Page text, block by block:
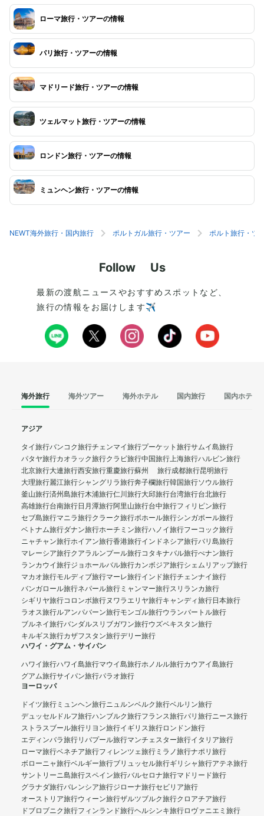
ローマ旅行・ツアーの情報
パリ旅行・ツアーの情報
マドリード旅行・ツアーの情報
ツェルマット旅行・ツアーの情報
ロンドン旅行・ツアーの情報
ミュンヘン旅行・ツアーの情報
NEWT海外旅行・国内旅行 ポルトガル旅行・ツアー ポルト旅行・ツ
Follow Us
最新の渡航ニュースやおすすめスポットなど、
旅行の情報をお届けします✈️
海外旅行 海外ツアー 海外ホテル 国内旅行 国内ホテル
アジア
タイ旅行バンコク旅行チェンマイ旅行プーケット旅行サムイ島旅行
パタヤ旅行カオラック旅行クラビ旅行中国旅行上海旅行ハルビン旅行
北京旅行大連旅行西安旅行重慶旅行蘇州 旅行成都旅行昆明旅行
大理旅行麗江旅行シャングリラ旅行奔子欄旅行韓国旅行ソウル旅行
釜山旅行済州島旅行木浦旅行仁川旅行大邱旅行台湾旅行台北旅行
高雄旅行台南旅行日月潭旅行阿里山旅行台中旅行フィリピン旅行
セブ島旅行マニラ旅行クラーク旅行ボホール旅行シンガポール旅行
ベトナム旅行ダナン旅行ホーチミン旅行ハノイ旅行フーコック旅行
ニャチャン旅行ホイアン旅行香港旅行インドネシア旅行バリ島旅行
マレーシア旅行クアラルンプール旅行コタキナバル旅行ぺナン旅行
ランカウイ旅行ジョホールバル旅行カンボジア旅行シェムリアップ旅行
マカオ旅行モルディブ旅行マーレ旅行インド旅行チェンナイ旅行
バンガロール旅行ネパール旅行 ミャンマー旅行スリランカ旅行
シギリヤ旅行コロンボ旅行ヌワラエリヤ旅行キャンディ旅行日本旅行
ラオス旅行ルアンパバーン旅行モンゴル旅行ウランバートル旅行
ブルネイ旅行バンダルスリブガワン旅行ウズベキスタン旅行
キルギス旅行カザフスタン旅行デリー旅行
ハワイ・グアム・サイパン
ハワイ旅行ハワイ島旅行マウイ島旅行ホノルル旅行カウアイ島旅行
グアム旅行サイパン旅行パラオ旅行
ヨーロッパ
ドイツ旅行 ミュンヘン旅行ニュルンベルク旅行ベルリン旅行
デュッセルドルフ旅行ハンブルク旅行フランス旅行パリ旅行ニース旅行
ストラスブール旅行リヨン旅行イギリス旅行ロンドン旅行
エディンバラ旅行リバプール旅行マンチェスター旅行イタリア旅行
ローマ旅行ベネチア旅行フィレンツェ旅行 ミラノ旅行ナポリ旅行
ボローニャ旅行ベルギー旅行ブリュッセル旅行ギリシャ旅行アテネ旅行
サントリーニ島旅行スペイン旅行バルセロナ旅行マドリード旅行
グラナダ旅行バレンシア旅行ジローナ旅行セビリア旅行
オーストリア旅行ウィーン旅行ザルツブルク旅行クロアチア旅行
ドブロブニク旅行フィンランド旅行ヘルシンキ旅行ロヴァニエミ旅行